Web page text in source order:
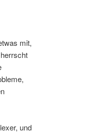
mit,
und